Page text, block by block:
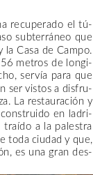
recuperado el tú-
subterráneo que
la Casa de Campo.
56 metros de longi-
servía para que
servistosa disfru-
La restauración y
construido en ladri-
traído a la palestra
todaciudad y que,
es una gran des-